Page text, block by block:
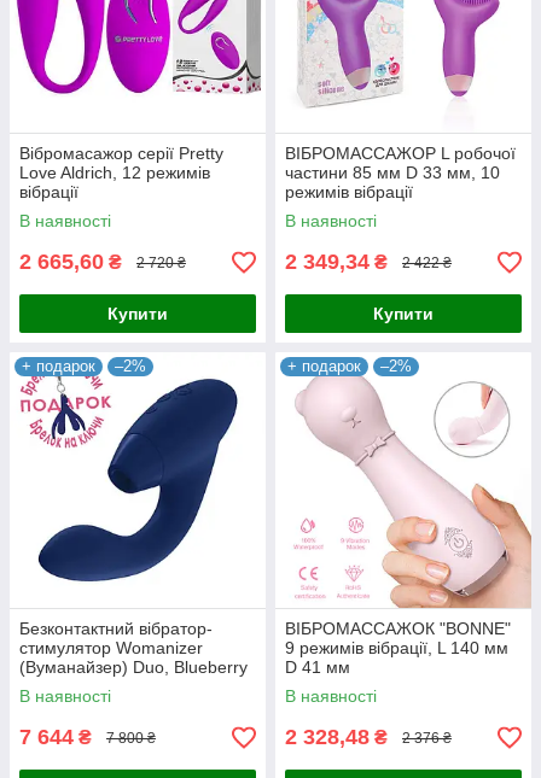
Вібромасажор серії Pretty
Love Aldrich, 12 режимів
вібрації
В наявності
2 665,60 ₴ 2 720 ₴
Купити
ВІБРОМАССАЖОР L робочої
частини 85 мм D 33 мм, 10
режимів вібрації
В наявності
2 349,34 ₴ 2 422 ₴
Купити
+ подарок –2%
Безконтактний вібратор-
стимулятор Womanizer
(Вуманайзер) Duo, Blueberry
+ подарунок!
В наявності
7 644 ₴ 7 800 ₴
+ подарок –2%
ВІБРОМАССАЖОК "BONNE"
9 режимів вібрації, L 140 мм
D 41 мм
В наявності
2 328,48 ₴ 2 376 ₴